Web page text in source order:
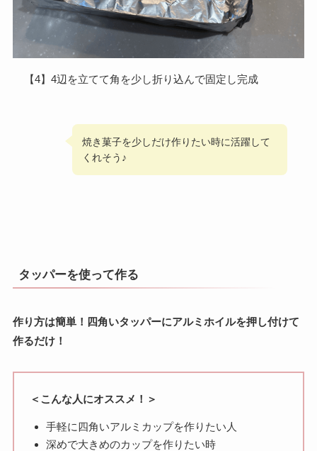
【4】4辺を立てて角を少し折り込んで固定し完成
焼き菓子を少しだけ作りたい時に活躍して
くれそう♪
タッパーを使って作る
作り方は簡単！四角いタッパーにアルミホイルを押し付けて
作るだけ！
＜こんな人にオススメ！＞
手軽に四角いアルミカップを作りたい人
深めで大きめのカップを作りたい時